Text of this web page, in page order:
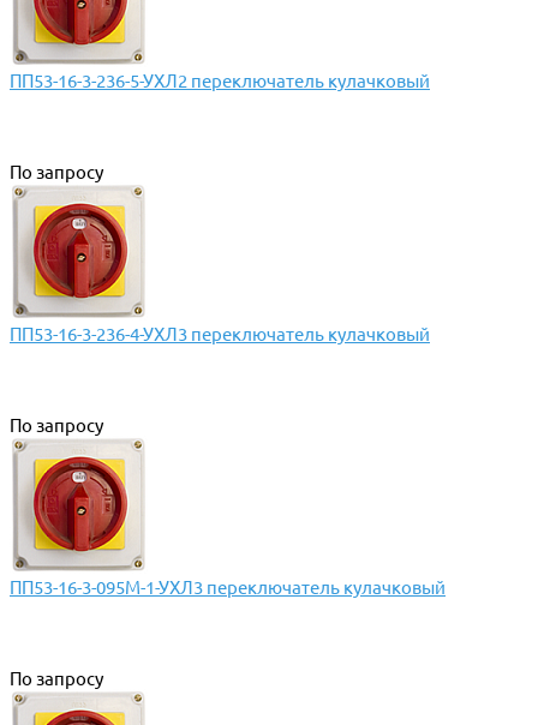
ПП53-16-3-236-5-УХЛ2 переключатель кулачковый
По запросу
ПП53-16-3-236-4-УХЛ3 переключатель кулачковый
По запросу
ПП53-16-3-095М-1-УХЛ3 переключатель кулачковый
По запросу